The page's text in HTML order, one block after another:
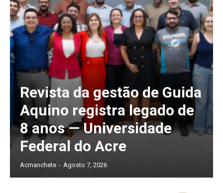
Revista da gestão de Guida
Aquino registra legado de
8 anos — Universidade
Federal do Acre
Acmanchete - Agosto 7, 2026